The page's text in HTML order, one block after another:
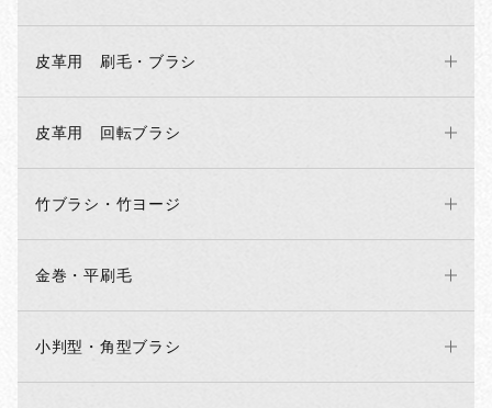
皮革用 刷毛・ブラシ
皮革用 回転ブラシ
竹ブラシ・竹ヨージ
金巻・平刷毛
小判型・角型ブラシ